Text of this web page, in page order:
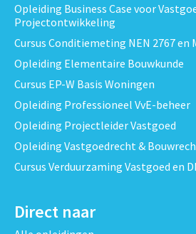
Opleiding Business Case voor
Projectontwikkeling
Cursus Conditiemeting NEN 2767 en
Opleiding Elementaire Bouwkunde
Cursus EP-W Basis Woningen
Opleiding Professioneel VvE-beheer
Opleiding Projectleider Vastgoed
Opleiding Vastgoedrecht &
Cursus Verduurzaming Vastgoed en
Direct naar